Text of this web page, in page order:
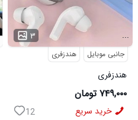
۳ ...
جانبی موبایل هندزفری
هندزفری
3574
۷۴۹,۰۰۰ تومان
خرید سریع 12